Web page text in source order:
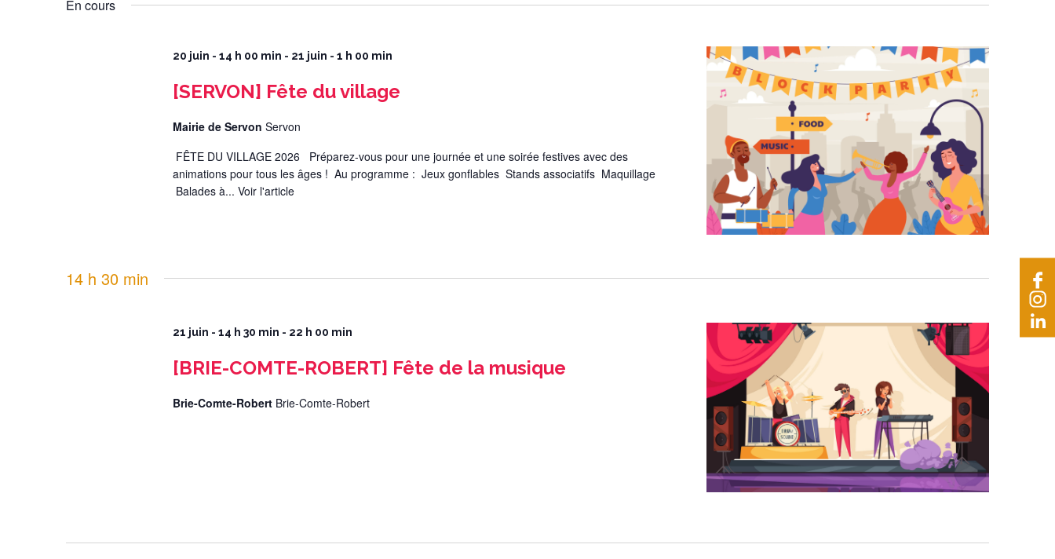
En cours
20 juin - 14 h 00 min - 21 juin - 1 h 00 min
[SERVON] Fête du village
Mairie de Servon Servon
FÊTE DU VILLAGE 2026 Préparez-vous pour une journée et une soirée festives avec des
animations pour tous les âges ! Au programme : Jeux gonflables Stands associatifs Maquillage
Balades à... Voir l'article
14 h 30 min
21 juin - 14 h 30 min - 22 h 00 min
[BRIE-COMTE-ROBERT] Fête de la musique
Brie-Comte-Robert Brie-Comte-Robert